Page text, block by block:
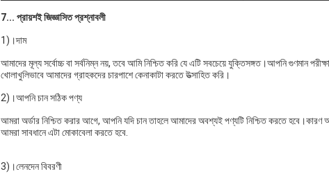
7... প্রায়শই জিজ্ঞাসিত প্রশ্নাবলী
1)।দাম
আমাদের মূল্য সর্বোচ্চ বা সর্বনিম্ন নয়, তবে আমি নিশ্চিত করি যে এটি সবচেয়ে যুক্তিসঙ্গত।আপনি গুণমান
খোলাখুলিভাবে আমাদের গ্রাহকদের চারপাশে কেনাকাটা করতে উত্সাহিত করি।
2)।আপনি চান সঠিক পণ্য
আমরা অর্ডার নিশ্চিত করার আগে, আপনি যদি চান তাহলে আমাদের অবশ্যই পণ্যটি নিশ্চিত করতে
আমরা সাবধানে এটা মোকাবেলা করতে হবে.
3)।লেনদেন বিবরণী